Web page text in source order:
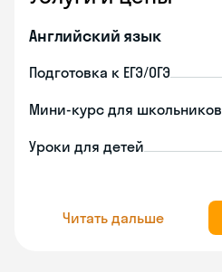
Английский язык
Подготовка к ЕГЭ/ОГЭ
Мини-курс для школьников
Уроки для детей
Читать дальше